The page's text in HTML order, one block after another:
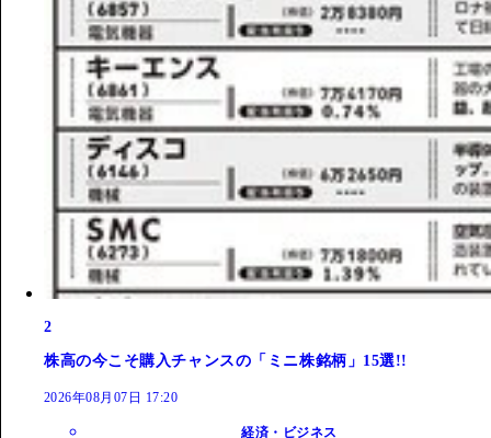
2
株高の今こそ購入チャンスの「ミニ株銘柄」15選!!
2026年08月07日 17:20
経済・ビジネス